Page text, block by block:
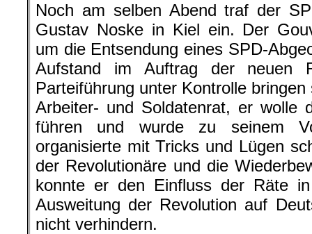
Noch am selben Abend traf der
Gustav Noske in Kiel ein. Der
um die Entsendung eines SPD-
Aufstand im Auftrag der neuen
Parteiführung unter Kontrolle
Arbeiter- und Soldatenrat, er wolle
führen und wurde zu seinem
organisierte mit Tricks und Lügen
der Revolutionäre und die
konnte er den Einfluss der Räte
Ausweitung der Revolution auf
nicht verhindern.